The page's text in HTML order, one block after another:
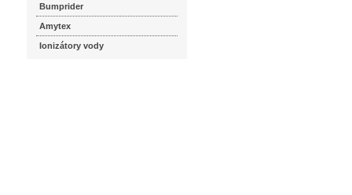
Bumprider
Amytex
Ionizátory vody